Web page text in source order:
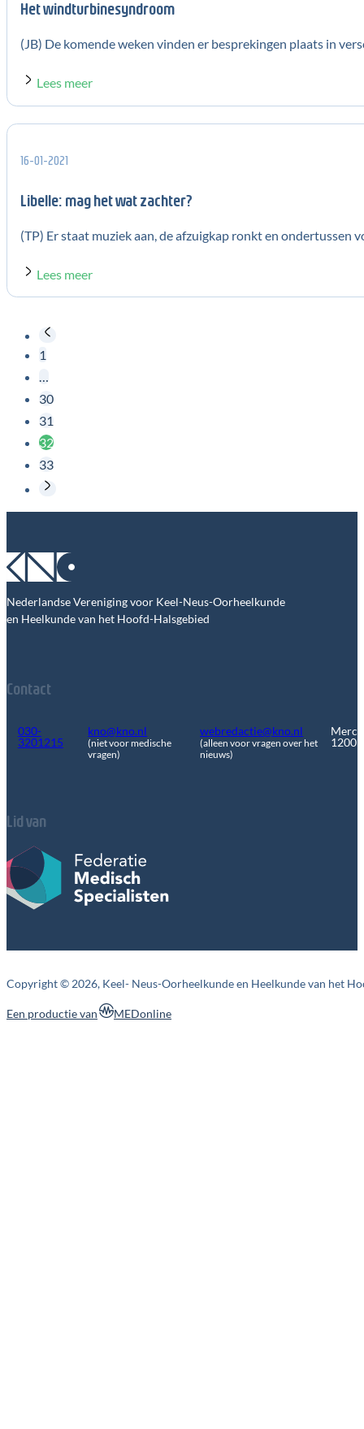
Het windturbinesyndroom
(JB) De komende weken vinden er besprekingen plaats in
Lees meer
Libelle: mag het wat zachter?
(TP) Er staat muziek aan, de afzuigkap ronkt en ondertussen
16-01-2021
Lees meer
1
…
30
31
32
33
Nederlandse Vereniging voor Keel-Neus-Oorheelkunde
en Heelkunde van het Hoofd-Halsgebied
Contact
030-
3201215
kno@kno.nl
(niet voor medische
vragen)
webredactie@kno.nl
(alleen voor vragen over het
nieuws)
1200
Lid van
Copyright © 2026, Keel- Neus-Oorheelkunde en Heelkunde van het
MEDonline